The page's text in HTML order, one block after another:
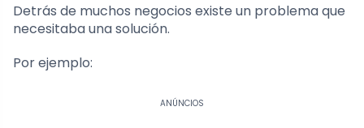
Detrás de muchos negocios existe un problema que
necesitaba una solución.
Por ejemplo:
ANÚNCIOS